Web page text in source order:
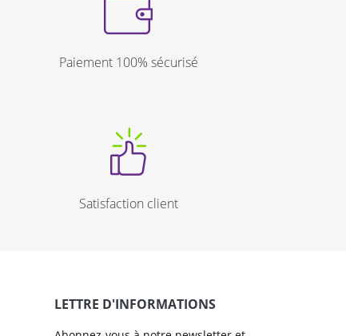
Paiement 100% sécurisé
Satisfaction client
LETTRE D'INFORMATIONS